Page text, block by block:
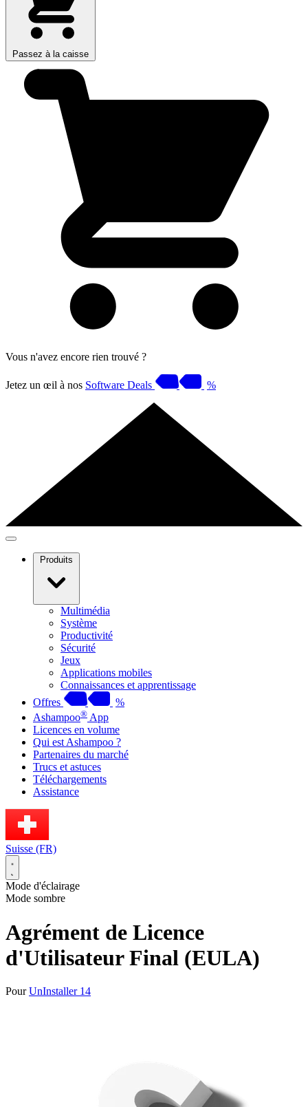
Passez à la caisse
Vous n'avez encore rien trouvé ?
Jetez un œil à nos Software Deals %
Produits
Multimédia
Système
Productivité
Sécurité
Jeux
Applications mobiles
Connaissances et apprentissage
Offres
%
Ashampoo® App
Licences en volume
Qui est Ashampoo ?
Partenaires du marché
Trucs et astuces
Téléchargements
Assistance
Suisse (FR)
Mode d'éclairage
Mode sombre
Agrément de Licence
d'Utilisateur Final (EULA)
PourUnInstaller 14